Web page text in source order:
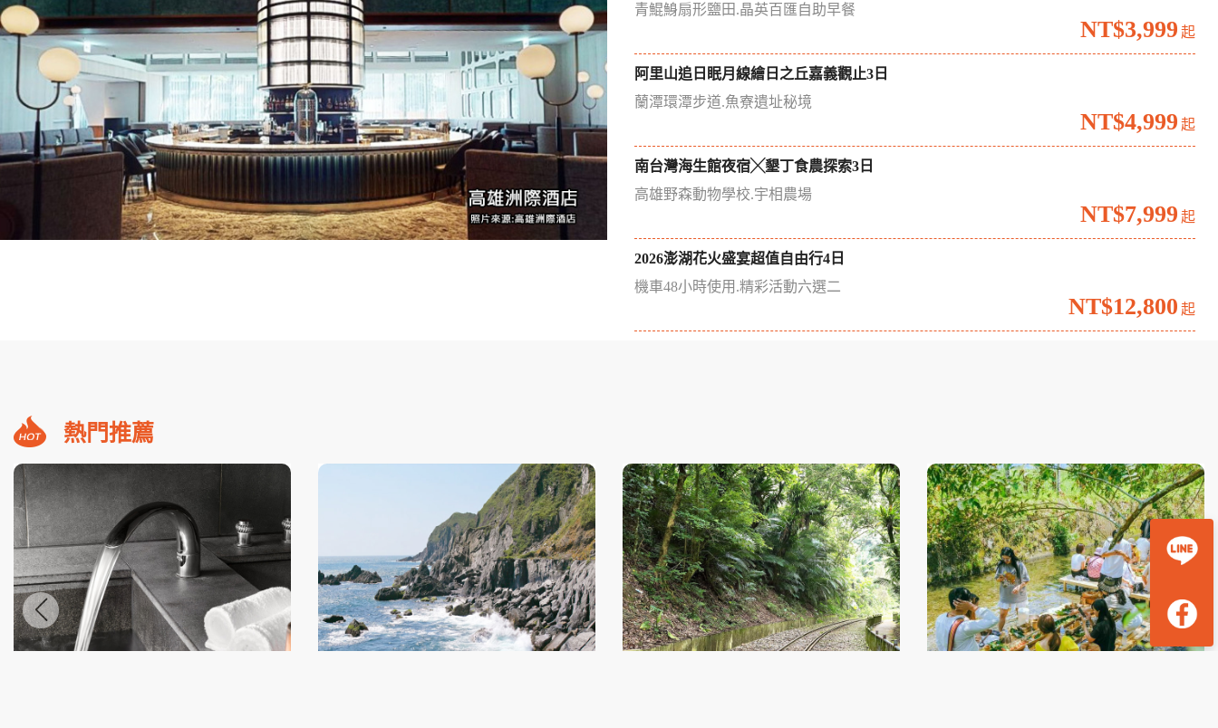
青鯤鯓扇形鹽田.晶英百匯自助早餐
NT$3,999 起
阿里山追日眠月線繪日之丘嘉義觀止3日
蘭潭環潭步道.魚寮遺址秘境
NT$4,999 起
南台灣海生館夜宿╳墾丁食農探索3日
高雄野森動物學校.宇相農場
NT$7,999 起
2026澎湖花火盛宴超值自由行4日
機車48小時使用.精彩活動六選二
NT$12,800 起
熱門推薦